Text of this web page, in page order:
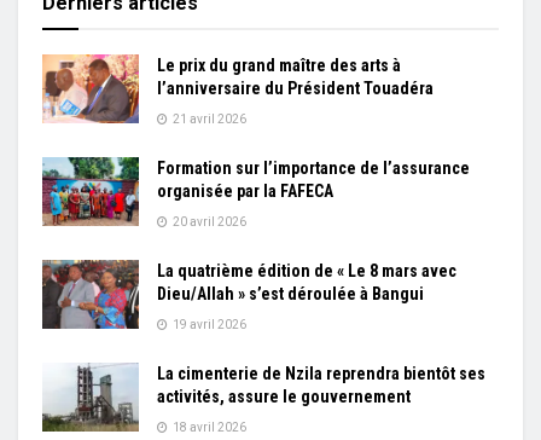
Le prix du grand maître des arts à
l’anniversaire du Président Touadéra
21 avril 2026
Formation sur l’importance de l’assurance
organisée par la FAFECA
20 avril 2026
La quatrième édition de « Le 8 mars avec
Dieu/Allah » s’est déroulée à Bangui
19 avril 2026
La cimenterie de Nzila reprendra bientôt ses
activités, assure le gouvernement
18 avril 2026